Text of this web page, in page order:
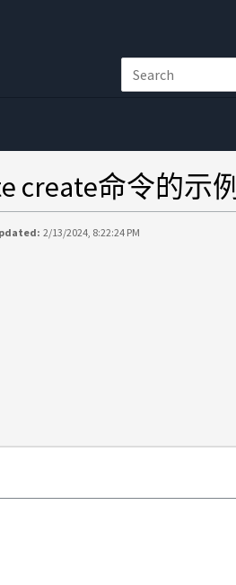
create命令的示例
2/13/2024, 8:22:24 PM